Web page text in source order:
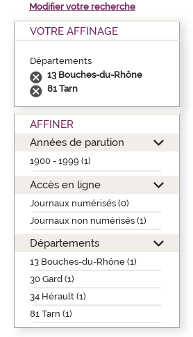
Modifier votre recherche
VOTRE AFFINAGE
Départements
13 Bouches-du-Rhône
81 Tarn
AFFINER
Années de parution
1900 - 1999 (1)
Accès en ligne
Journaux numérisés (0)
Journaux non numérisés (1)
Départements
13 Bouches-du-Rhône (1)
30 Gard (1)
34 Hérault (1)
81 Tarn (1)